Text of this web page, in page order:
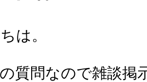
は。
質問なので雑談掲